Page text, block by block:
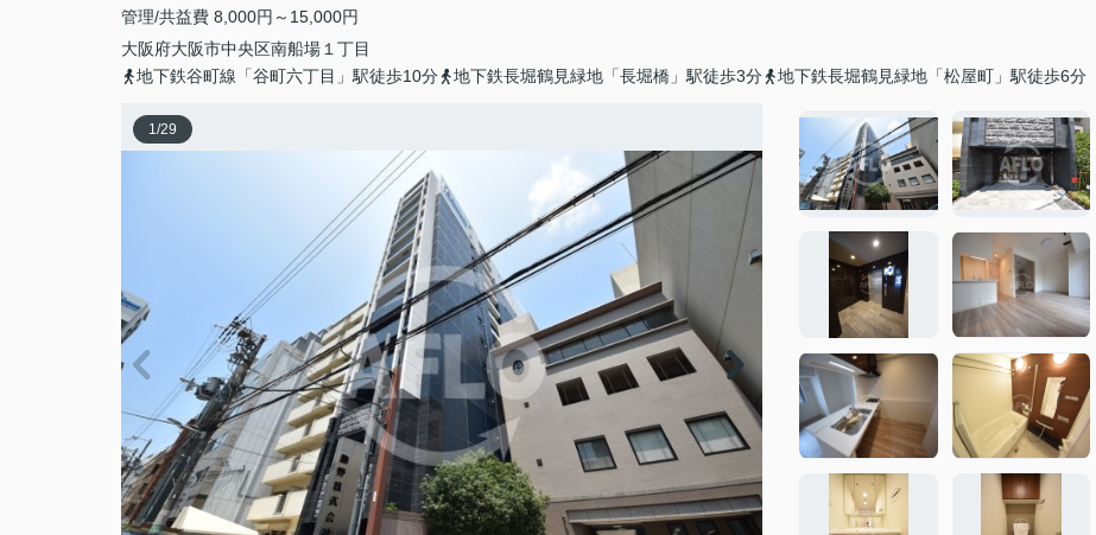
管理/共益費 8,000円～15,000円
大阪府大阪市中央区南船場 １丁目
地下鉄谷町線「谷町六丁目」駅徒歩10分
地下鉄長堀鶴見緑地「長堀橋」駅徒歩3分 地下鉄長堀鶴見緑地「松屋町」駅徒歩6分
1/29